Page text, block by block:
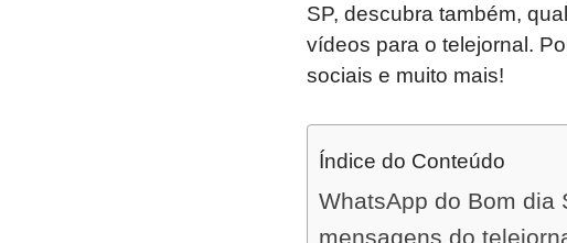
SP, descubra também,
vídeos para o telejornal.
sociais e muito mais!
Índice do Conteúdo
WhatsApp do Bom dia
mensagens do